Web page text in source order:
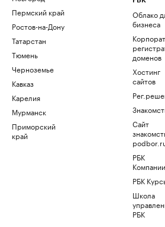
Пермский край
Ростов-на-Дону
Татарстан
Тюмень
Черноземье
Кавказ
Карелия
Мурманск
Приморский
край
Облако
бизнеса
доменов
Хостинг
сайтов
Сайт
РБК
Компании
РБК
Школа
РБК